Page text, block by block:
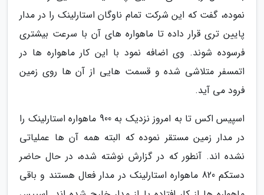
نموده، گفت که این شرکت تمام ناوگان استارلینک را در مدار
پایین تری قرار داده تا ماهواره های آن با سرعت بیشتری
فرسوده شوند. وی اضافه نمود با این کار ماهواره ها در
اتمسفر متلاشی شده و قسمت هایی از آن ها روی زمین
فرود می آید.
اسپیس اکس تا به امروز نزدیک به 900 ماهواره استارلینک را
در مدار زمین مستقر نموده که البته همه آن ها عملیاتی
نشده اند. آنطور که در گزارش نوشته شده، در حال حاضر
دستکم 820 ماهواره استارلینک در مدار فعال هستند و باقی